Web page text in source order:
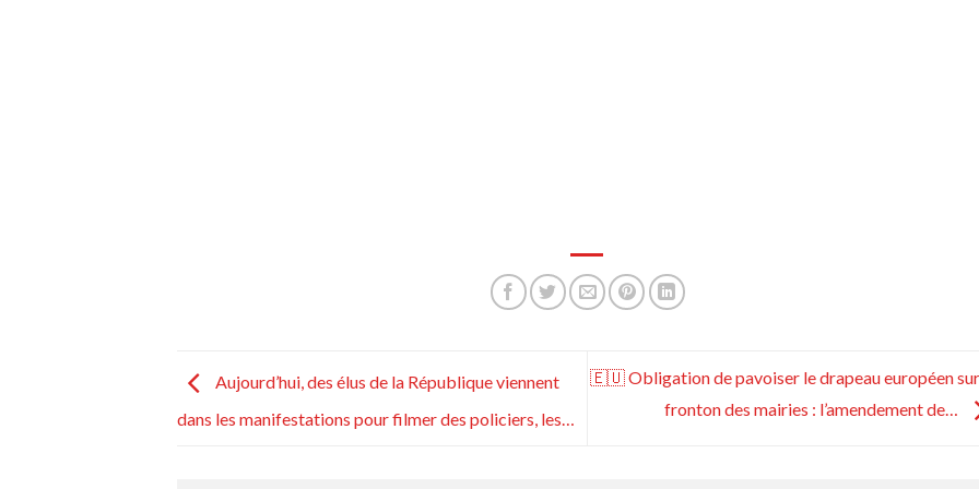
Aujourd’hui, des élus de la République viennent
dans les manifestations pour filmer des policiers, les…
🇪🇺 Obligation de pavoiser le drapeau européen
fronton des mairies : l’amendement de…